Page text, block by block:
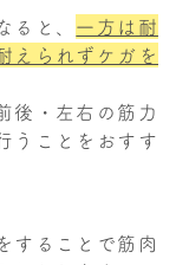
と、 一方は耐
えられずケガを
後・左右の筋力
うことをおすす
することで筋肉